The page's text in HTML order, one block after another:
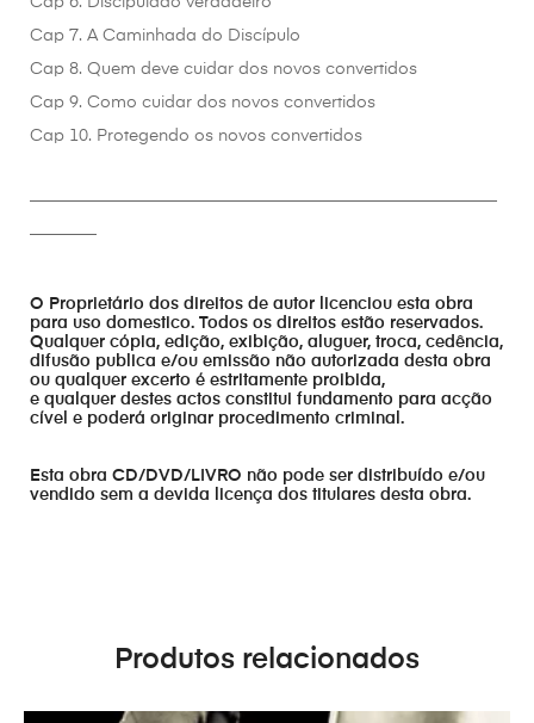
Cap 7. A Caminhada do Discípulo
Cap 8. Quem deve cuidar dos novos convertidos
Cap 9. Como cuidar dos novos convertidos
Cap 10. Protegendo os novos convertidos
O Proprietário dos direitos de autor licenciou esta obra
para uso domestico. Todos os direitos estão reservados.
Qualquer cópia, edição, exibição, aluguer, troca, cedência,
difusão publica e/ou emissão não autorizada desta obra
ou qualquer excerto é estritamente proibida,
e qualquer destes actos constitui fundamento para acção
cível e poderá originar procedimento criminal.
Esta obra CD/DVD/LIVRO não pode ser distribuído e/ou
vendido sem a devida licença dos titulares desta obra.
Produtos relacionados